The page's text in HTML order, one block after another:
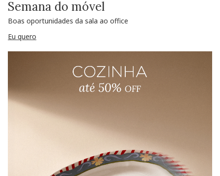
Semana do móvel
Boas oportunidades da sala ao office
Eu quero